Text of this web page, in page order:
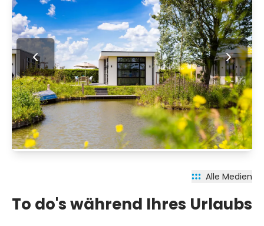
Alle Medien
To do's während Ihres Urlaubs